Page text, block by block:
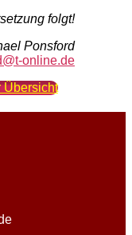
folgt!
Ponsford
online.de
Übersicht